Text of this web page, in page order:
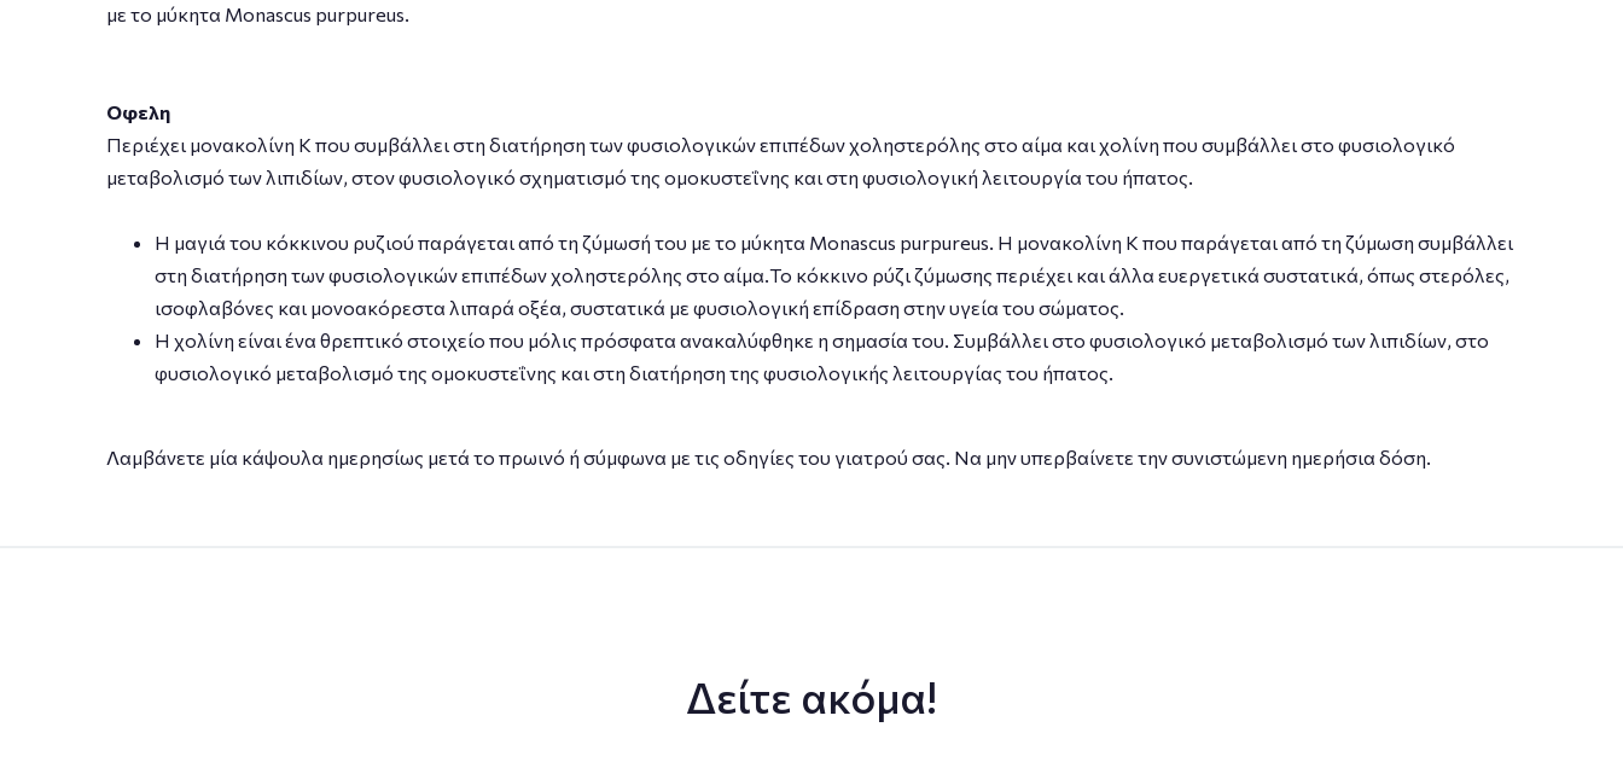
µε το µύκητα Monascus purpureus.
Οφελη
Περιέχει μονακολίνη Κ που συμβάλλει στη διατήρηση των φυσιολογικών επιπέδων χοληστερόλης στο αίμα και χολίνη που συμβάλλει στο φυσιολογικό
μεταβολισμό των λιπιδίων, στον φυσιολογικό σχηματισμό της ομοκυστεΐνης και στη φυσιολογική λειτουργία του ήπατος.
Η µαγιά του κόκκινου ρυζιού παράγεται από τη ζύµωσή του µε το µύκητα Monascus purpureus. Η µονακολίνη Κ που παράγεται από τη ζύµωση συμβάλλει
στη διατήρηση των φυσιολογικών επιπέδων χοληστερόλης στο αίμα.Το κόκκινο ρύζι ζύµωσης περιέχει και άλλα ευεργετικά συστατικά, όπως στερόλες,
ισοφλαβόνες και µονοακόρεστα λιπαρά οξέα, συστατικά με φυσιολογική επίδραση στην υγεία του σώματος.
H χολίνη είναι ένα θρεπτικό στοιχείο που µόλις πρόσφατα ανακαλύφθηκε η σηµασία του. Συµβάλλει στο φυσιολογικό µεταβολισµό των λιπιδίων, στο
φυσιολογικό µεταβολισµό της οµοκυστεΐνης και στη διατήρηση της φυσιολογικής λειτουργίας του ήπατος.
Λαμβάνετε μία κάψουλα ημερησίως μετά το πρωινό ή σύμφωνα με τις οδηγίες του γιατρού σας. Να μην υπερβαίνετε την συνιστώμενη ημερήσια δόση.
Δείτε ακόμα!